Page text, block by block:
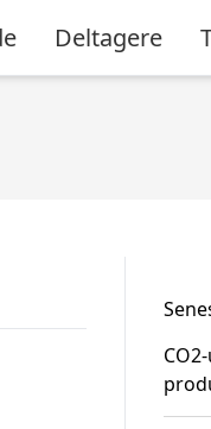
Deltagere